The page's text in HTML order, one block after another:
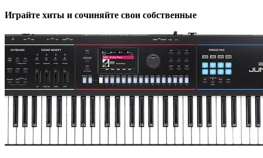
Играйте хиты и сочиняйте свои собственные